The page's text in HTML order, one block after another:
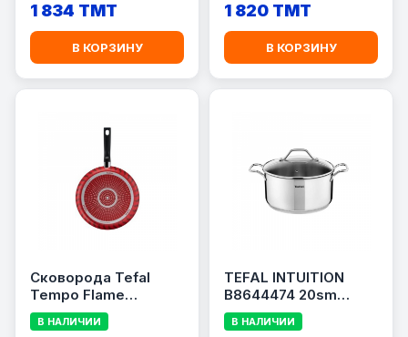
1 834 TMT
В КОРЗИНУ
1 820 TMT
В КОРЗИНУ
Сковорода Tefal
Tempo Flame
C3040883
В НАЛИЧИИ
TEFAL INTUITION
B8644474 20sm
КАСТРЮЛЯ
В НАЛИЧИИ